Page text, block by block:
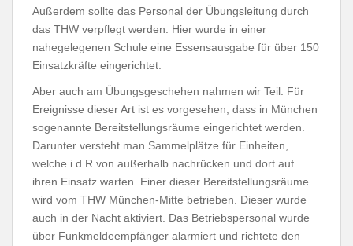
Außerdem sollte das Personal der Übungsleitung durch
das THW verpflegt werden. Hier wurde in einer
nahegelegenen Schule eine Essensausgabe für über 150
Einsatzkräfte eingerichtet.
Aber auch am Übungsgeschehen nahmen wir Teil: Für
Ereignisse dieser Art ist es vorgesehen, dass in München
sogenannte Bereitstellungsräume eingerichtet werden.
Darunter versteht man Sammelplätze für Einheiten,
welche i.d.R von außerhalb nachrücken und dort auf
ihren Einsatz warten. Einer dieser Bereitstellungsräume
wird vom THW München-Mitte betrieben. Dieser wurde
auch in der Nacht aktiviert. Das Betriebspersonal wurde
über Funkmeldeempfänger alarmiert und richtete den